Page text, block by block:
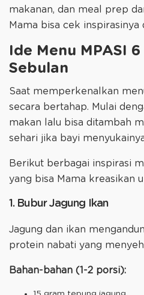
makanan, dan meal prep
Mama bisa cek inspirasinya
Ide Menu MPASI
Sebulan
Saat memperkenalkan
secara bertahap. Mulai
makan lalu bisa ditambah
sehari jika bayi
Berikut berbagai inspirasi
yang bisa Mama kreasikan
1. Bubur Jagung Ikan
Jagung dan ikan
protein nabati yang
Bahan-bahan (1-2 porsi):